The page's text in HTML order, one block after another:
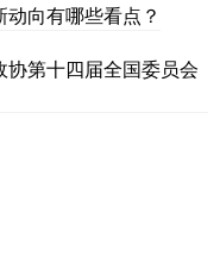
向有哪些看点？
第十四届全国委员会